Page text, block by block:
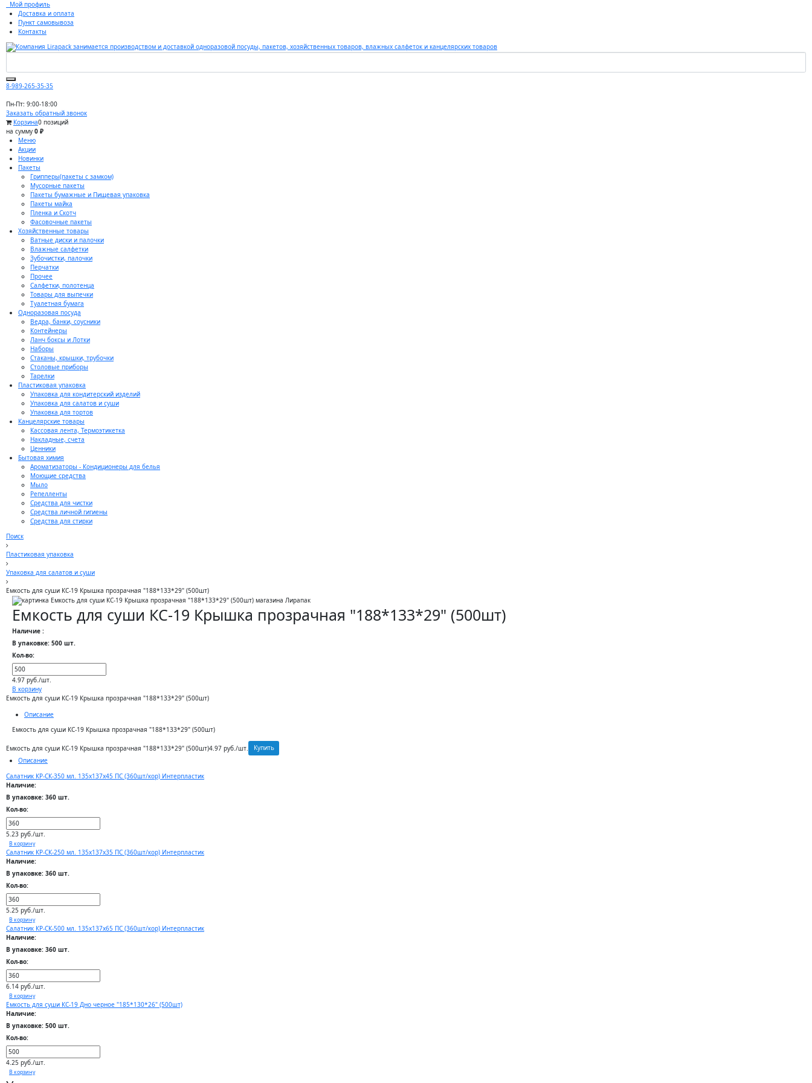
Мой профиль
Доставка и оплата
Пункт самовывоза
Контакты
8-989-265-35-35
Пн-Пт: 9:00-18:00
Заказать обратный звонок
Корзина0 позиций
на сумму 0 ₽
Меню
Акции
Новинки
Пакеты
Грипперы(пакеты с замком)
Мусорные пакеты
Пакеты бумажные и Пищевая упаковка
Пакеты майка
Пленка и Скотч
Фасовочные пакеты
Хозяйственные товары
Ватные диски и палочки
Влажные салфетки
Зубочистки, палочки
Перчатки
Прочее
Салфетки, полотенца
Товары для выпечки
Туалетная бумага
Одноразовая посуда
Ведра, банки, соусники
Контейнеры
Ланч боксы и Лотки
Наборы
Стаканы, крышки, трубочки
Столовые приборы
Тарелки
Пластиковая упаковка
Упаковка для кондитерский изделий
Упаковка для салатов и суши
Упаковка для тортов
Канцелярские товары
Кассовая лента, Термоэтикетка
Накладные, счета
Ценники
Бытовая химия
Ароматизаторы - Кондиционеры для белья
Моющие средства
Мыло
Репелленты
Средства для чистки
Средства личной гигиены
Средства для стирки
Поиск
Пластиковая упаковка
Упаковка для салатов и суши
Емкость для суши КС-19 Крышка прозрачная "188*133*29" (500шт)
Емкость для суши КС-19 Крышка прозрачная "188*133*29" (500шт)
Наличие :
В упаковке: 500 шт.
Кол-во:
4.97 руб./шт.
В корзину
Емкость для суши КС-19 Крышка прозрачная "188*133*29" (500шт)
Описание
Емкость для суши КС-19 Крышка прозрачная "188*133*29" (500шт)
Емкость для суши КС-19 Крышка прозрачная "188*133*29" (500шт)4.97 руб./шт.
Купить
Описание
Салатник КР-СК-350 мл. 135х137х45 ПС (360шт/кор) Интерпластик
Наличие:
В упаковке: 360 шт.
Кол-во:
5.23 руб./шт.
В корзину
Салатник КР-СК-250 мл. 135х137х35 ПС (360шт/кор) Интерпластик
Наличие:
В упаковке: 360 шт.
Кол-во:
5.25 руб./шт.
В корзину
Салатник КР-СК-500 мл. 135х137х65 ПС (360шт/кор) Интерпластик
Наличие:
В упаковке: 360 шт.
Кол-во:
6.14 руб./шт.
В корзину
Емкость для суши КС-19 Дно черное "185*130*26" (500шт)
Наличие:
В упаковке: 500 шт.
Кол-во:
4.25 руб./шт.
В корзину